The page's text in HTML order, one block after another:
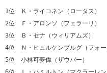
1位 Ｋ・ライコネン（ロ
2位 Ｆ・アロンソ（フェ
3位 Ｂ・セナ（ウィリ
4位 Ｎ・ヒュルケンブルグ（フォ
5位 小林可夢偉（ザウ